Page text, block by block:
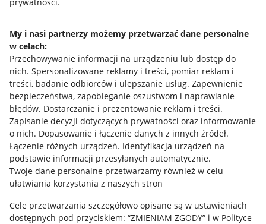
My i nasi partnerzy możemy przetwarzać dane personalne
w celach:
Przechowywanie informacji na urządzeniu lub dostęp do
nich. Spersonalizowane reklamy i treści, pomiar reklam i
treści, badanie odbiorców i ulepszanie usług. Zapewnienie
bezpieczeństwa, zapobieganie oszustwom i naprawianie
błędów. Dostarczanie i prezentowanie reklam i treści.
Zapisanie decyzji dotyczących prywatności oraz informowanie
o nich. Dopasowanie i łączenie danych z innych źródeł.
Łączenie różnych urządzeń. Identyfikacja urządzeń na
podstawie informacji przesyłanych automatycznie.
Twoje dane personalne przetwarzamy również w celu
ułatwiania korzystania z naszych stron
Cele przetwarzania szczegółowo opisane są w ustawieniach
dostępnych pod przyciskiem: “ZMIENIAM ZGODY” i w Polityce
Jak to działa
Allegro Gadane dla sprzedających
Allegro Gadane dla kupujących
Mapa miejscowości
Informacje prawne
Regulamin
Polityka plików "cookies"
Ustawienia plików "cookies"
Udostępnianie lokalizacji